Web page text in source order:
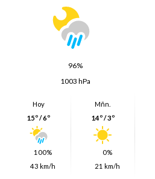
96%
1003 hPa
Hoy
15º / 6º
100%
43 km/h
Mñn.
14º / 3º
0%
21 km/h